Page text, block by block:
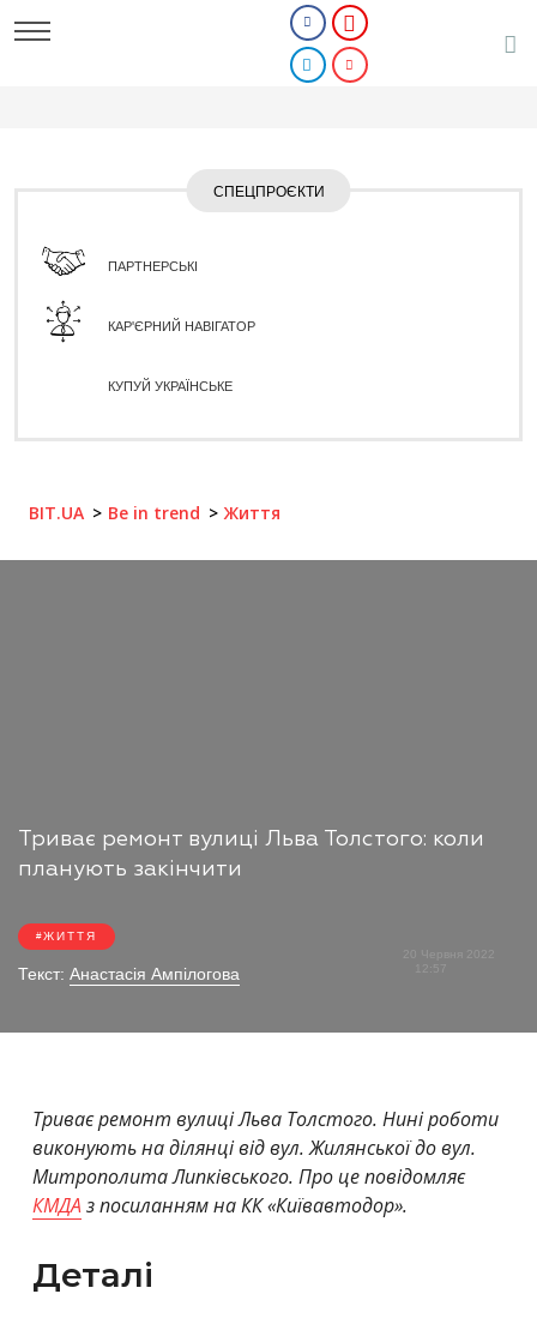
СПЕЦПРОЄКТИ
ПАРТНЕРСЬКІ
КАР'ЄРНИЙ НАВІГАТОР
КУПУЙ УКРАЇНСЬКЕ
BIT.UA Be in trend Життя
Триває ремонт вулиці Льва Толстого: коли
планують закінчити
ЖИТТЯ
Текст: Анастасія Ампілогова
12:57
Триває ремонт вулиці Льва Толстого. Нині роботи
виконують на ділянці від вул. Жилянської до вул.
Митрополита Липківського. Про це повідомляє
КМДАз посиланням на КК «Київавтодор».
Деталі